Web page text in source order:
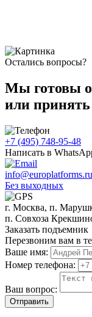
Остались вопросы?
Мы готовы
или принять
+7 (495) 748-95-48
Написать в
info@europlatforms.ru
Без выходных
г. Москва, п.
п. Совхоза
Заказать подъемник
Перезвоним вам в
Ваше имя:
Номер телефона:
Ваш вопрос:
Отправить